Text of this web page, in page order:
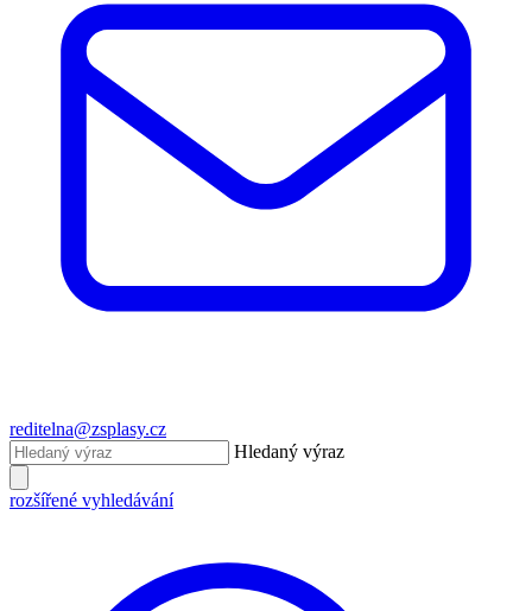
reditelna@zsplasy.cz
Hledaný výraz
rozšířené vyhledávání